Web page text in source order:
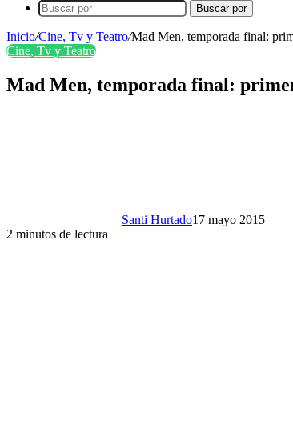
Buscar por
Inicio/Cine, Tv y Teatro/Mad Men, temporada final:
Cine, Tv y Teatro
Mad Men, temporada final:
Santi Hurtado17 mayo 2015
2 minutos de lectura